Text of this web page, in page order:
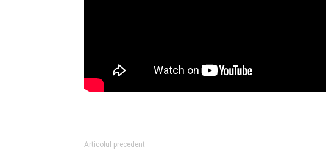
Articolul precedent